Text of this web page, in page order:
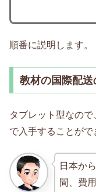
順番に説明します。
教材の国際配
タブレット型なの
で入手することがで
日本か
間、費